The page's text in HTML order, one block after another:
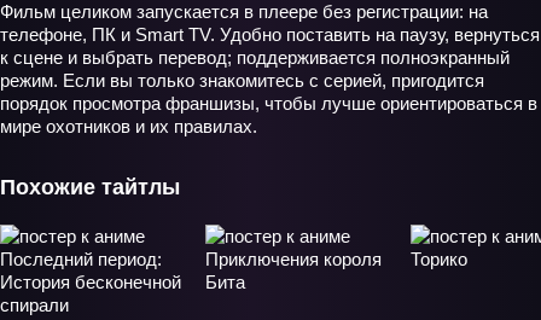
Фильм целиком запускается в плеере без регистрации: на
телефоне, ПК и Smart TV. Удобно поставить на паузу, вернуться
к сцене и выбрать перевод; поддерживается полноэкранный
режим. Если вы только знакомитесь с серией, пригодится
порядок просмотра франшизы, чтобы лучше ориентироваться в
мире охотников и их правилах.
Похожие тайтлы